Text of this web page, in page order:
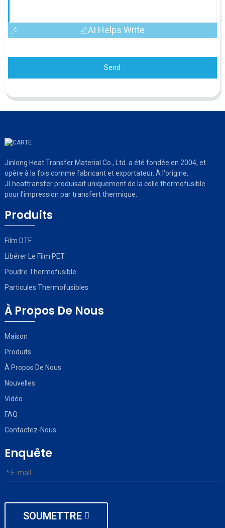
AI Helps Write
Send
Jinlong Heat Transfer Material Co., Ltd. a été fondée en 2004, et
opère à la fois comme fabricant et exportateur. À l'origine,
JLheattransfer produisait uniquement de la colle thermofusible
pour l'impression par transfert thermique.
Produits
Film DTF
Libérer Le Film PET
Poudre Thermofusible
Particules Thermofusibles
À Propos De Nous
Maison
Produits
À Propos De Nous
Nouvelles
Vidéo
FAQ
Contactez-Nous
Enquête
SOUMETTRE